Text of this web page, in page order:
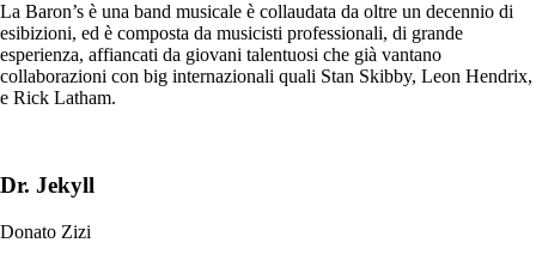
La Baron’s è una band musicale è collaudata da oltre un decennio di
esibizioni, ed è composta da musicisti professionali, di grande
esperienza, affiancati da giovani talentuosi che già vantano
collaborazioni con big internazionali quali Stan Skibby, Leon Hendrix,
e Rick Latham.
Dr. Jekyll
Donato Zizi